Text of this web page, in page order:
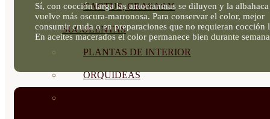
CACTUS, CRASAS Y
SUCULENTAS
PLANTAS DE INTERIOR
ORQUIDEAS
Sí, con cocción larga las antocianinas se diluyen y la albahaca
vuelve más oscura-marronosa. Para conservar el color, mejor
consumir cruda o en preparaciones que no requieran cocción
En aceites macerados el color permanece bien durante